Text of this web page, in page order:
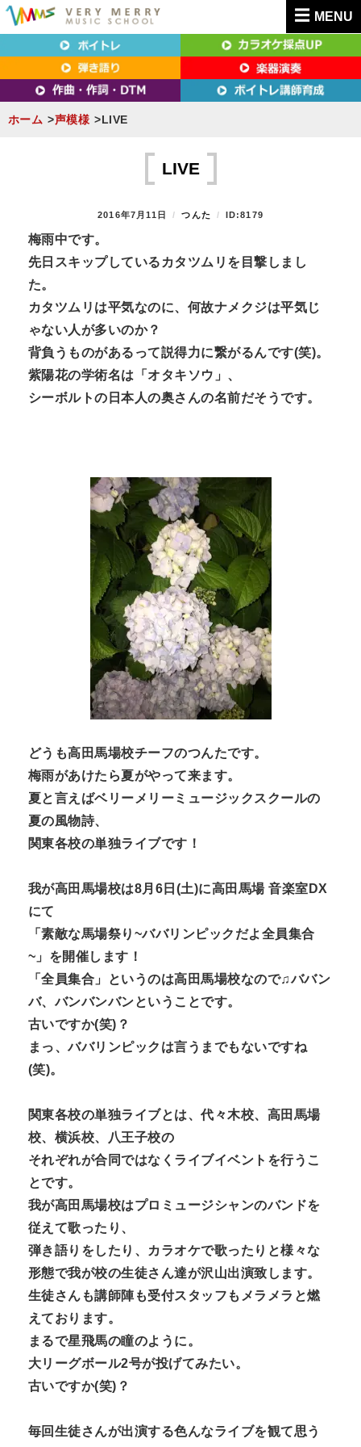
MENU
東京（新宿・八王子）・横浜・名古屋・京都で
「本気」になれるボイトレ教室｜VERY MERRY
MUSIC SCHOOL（ベリーメリー）
東京（新宿・八王子）・横浜・名古屋・京都で「本気」になれるボイトレ教室｜
VERY MERRY MUSIC SCHOOL（ベリーメリー）
ホーム 声模様 LIVE
LIVE
P
S
T
O
N
2016年7月11日
B
つんた ID:8179
梅雨中です。
先日スキップしているカタツムリを目撃しまし
た。
カタツムリは平気なのに、何故ナメクジは平気じ
ゃない人が多いのか？
背負うものがあるって説得力に繋がるんです(笑)。
紫陽花の学術名は「オタキソウ」、
シーボルトの日本人の奥さんの名前だそうです。
どうも高田馬場校チーフのつんたです。
梅雨があけたら夏がやって来ます。
夏と言えばベリーメリーミュージックスクールの
夏の風物詩、
関東各校の単独ライブです！
我が高田馬場校は8月6日(土)に高田馬場 音楽室DX
にて
「素敵な馬場祭り~ババリンピックだよ全員集合
~」を開催します！
「全員集合」というのは高田馬場校なので♫ババン
バ、バンバンバンということです。
古いですか(笑)？
まっ、ババリンピックは言うまでもないですね
(笑)。
関東各校の単独ライブとは、代々木校、高田馬場
校、横浜校、八王子校の
それぞれが合同ではなくライブイベントを行うこ
とです。
我が高田馬場校はプロミュージシャンのバンドを
従えて歌ったり、
弾き語りをしたり、カラオケで歌ったりと様々な
形態で我が校の生徒さん達が沢山出演致します。
生徒さんも講師陣も受付スタッフもメラメラと燃
えております。
まるで星飛馬の瞳のように。
大リーグボール2号が投げてみたい。
古いですか(笑)？
毎回生徒さんが出演する色んなライブを観て思う